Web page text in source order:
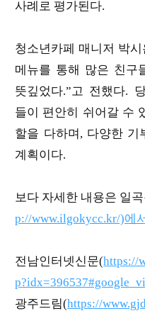
사례로 평가된다.
청소년카페 매니저 박
메뉴를 통해 많은 친구
뜻깊었다.”고 전했다.
들이 편안히 쉬어갈 수
할을 다하며, 다양한
계획이다.
보다 자세한 내용은 일
p://www.ilgokycc.kr/)에
전남인터넷신문(https://
​광주드림(https://